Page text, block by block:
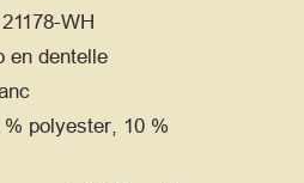
21178-WH
en dentelle
% polyester, 10 %